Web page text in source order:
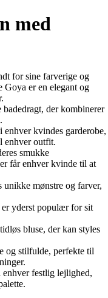
med
for sine farverige og
Goya er en elegant og
der kombinerer
enhver kvindes garderobe,
enhver outfit.
smukke
får enhver kvinde til at
unikke mønstre og farver,
er yderst populær for sit
bluse, der kan styles
og stilfulde, perfekte til
festlig lejlighed,